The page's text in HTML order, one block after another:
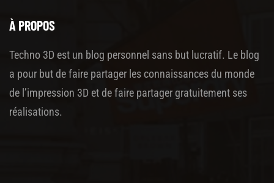
À PROPOS
Techno 3D est un blog personnel sans but lucratif. Le blog
a pour but de faire partager les connaissances du monde
de l’impression 3D et de faire partager gratuitement ses
réalisations.